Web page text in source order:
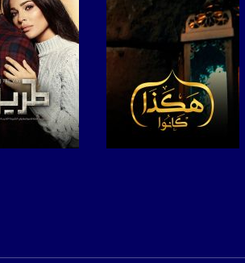
https://plus.google.com/u/0/b/